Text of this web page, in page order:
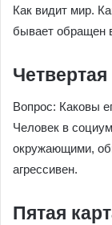
Как видит мир.
бывает обращен
Вопрос: Каковы
Человек в
окружающими,
агрессивен.
Пятая